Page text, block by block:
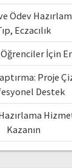
Ödev
Eczacılık
İçin
Proje
Destek
Kazanın